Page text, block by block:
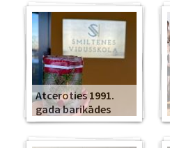
Atceroties 1991.
gada barikādes